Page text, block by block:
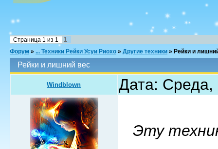
Страница 1 из 1 1
Форум » ... Техники Рейки Усуи Риохо » Другие техники » Рейки и
Рейки и лишний вес
Windblown Дата:
Эту